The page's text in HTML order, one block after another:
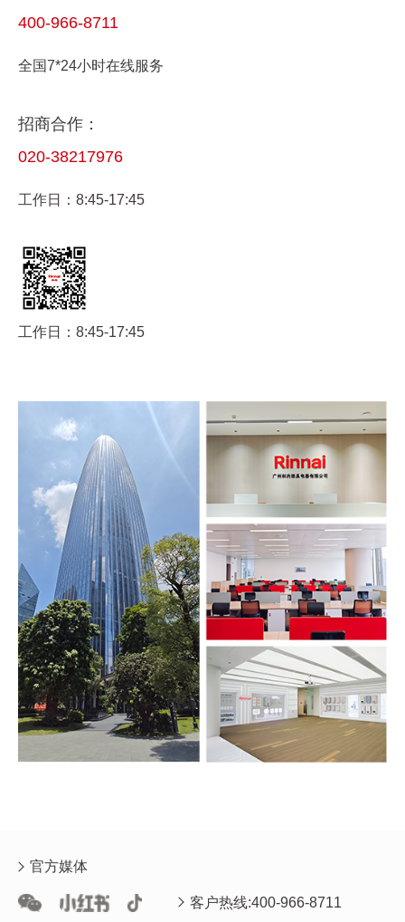
400-966-8711
全国7*24小时在线服务
招商合作：
020-38217976
工作日：8:45-17:45
工作日：8:45-17:45
官方媒体
客户热线:400-966-8711